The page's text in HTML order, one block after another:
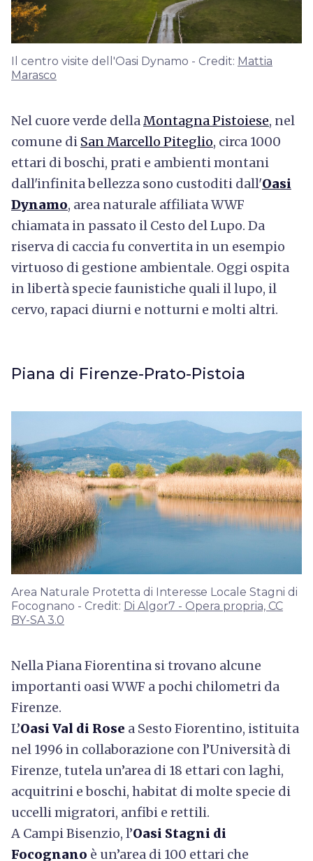
Il centro visite dell'Oasi Dynamo - Credit: Mattia
Marasco
Nel cuore verde dellaMontagna Pistoiese, nel
comune di San Marcello Piteglio, circa 1000
ettari di boschi, prati e ambienti montani
dall'infinita bellezza sono custoditi dall'Oasi
Dynamo, area naturale affiliata WWF
chiamata in passato il Cesto del Lupo. Da
riserva di caccia fu convertita in un esempio
virtuoso di gestione ambientale. Oggi ospita
in libertà specie faunistiche quali il lupo, il
cervo, rapaci diurni e notturni e molti altri.
Piana di Firenze-Prato-Pistoia
Area Naturale Protetta di Interesse Locale Stagni di
Focognano - Credit: Di Algor7 - Opera propria, CC
BY-SA 3.0
Nella Piana Fiorentina si trovano alcune
importanti oasi WWF a pochi chilometri da
Firenze.
L’Oasi Val di Rose a Sesto Fiorentino, istituita
nel 1996 in collaborazione con l’Università di
Firenze, tutela un’area di 18 ettari con laghi,
acquitrini e boschi, habitat di molte specie di
uccelli migratori, anfibi e rettili.
A Campi Bisenzio, l’Oasi Stagni di
Focognano è un’area di 100 ettari che